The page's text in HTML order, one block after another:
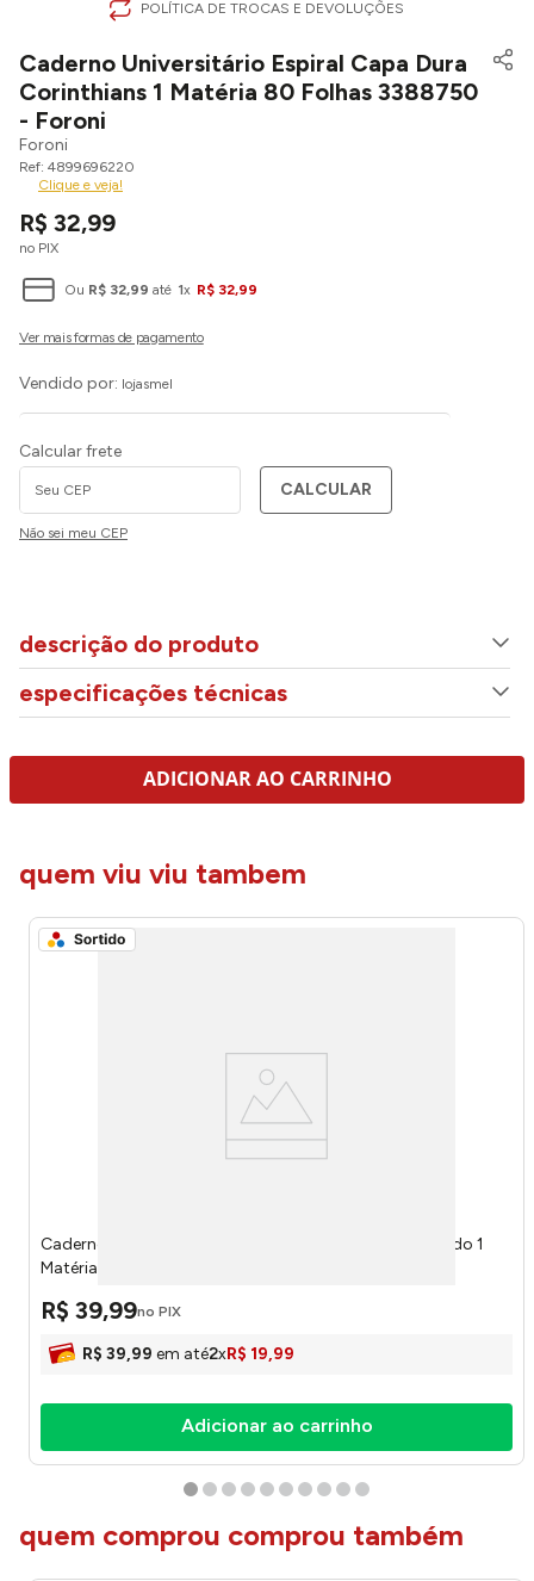
POLÍTICA DE TROCAS E DEVOLUÇÕES
Caderno Universitário Espiral Capa Dura
Corinthians 1 Matéria 80 Folhas 3388750
- Foroni
Foroni
4899696220
Clique e veja!
R$ 32,99
no PIX
Ou R$ 32,99 até 1x R$ 32,99
Vendido por: lojasmel
Calcular frete
CALCULAR
Não sei meu CEP
descrição do produto
especificações técnicas
ADICIONAR AO CARRINHO
quem viu viu tambem
Caderno Universitário Espiral Capa Dura Neymar Sortido 1
Matéria 80 Folhas 286920 - Credeal
R$ 39,99no PIX
R$ 39,99 em até2xR$ 19,99
Adicionar ao carrinho
quem comprou comprou também